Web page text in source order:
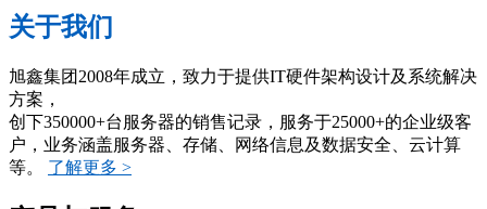
关于我们
旭鑫集团2008年成立，致力于提供IT硬件架构设计及系统解决
方案，
创下350000+台服务器的销售记录，服务于25000+的企业级客
户，业务涵盖服务器、存储、网络信息及数据安全、云计算
等。 了解更多 >